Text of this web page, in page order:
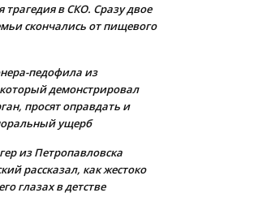
трагедия в СКО. Сразу двое
скончались от пищевого
педофила из
демонстрировал
просят оправдать и
ущерб
из Петропавловска
рассказал, как жестоко
глазах в детстве